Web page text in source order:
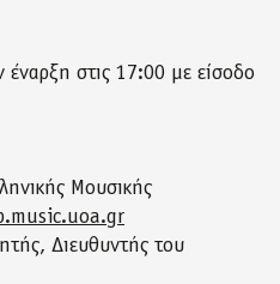
έναρξη στις 17:00 με είσοδο
Μουσικής
Διευθυντής του